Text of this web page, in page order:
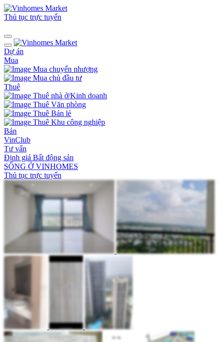
Thủ tục trực tuyến
Dự án
Mua
Mua chuyển nhượng
Mua chủ đầu tư
Thuê
Thuê nhà ở/Kinh doanh
Thuê Văn phòng
Thuê Bán lẻ
Thuê Khu công nghiệp
Bán
VinClub
Tư vấn
Định giá Bất động sản
SỐNG Ở VINHOMES
Thủ tục trực tuyến